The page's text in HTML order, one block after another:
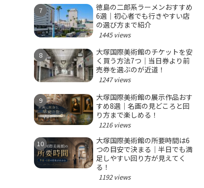
徳島の二郎系ラーメンおすすめ
6選｜初心者でも行きやすい店
の選び方まで紹介
1445 views
大塚国際美術館のチケットを安
く買う方法7つ｜当日券より前
売券を選ぶのが近道！
1247 views
大塚国際美術館の展示作品おす
すめ8選｜名画の見どころと回
り方まで楽しめる！
1216 views
大塚国際美術館の所要時間は6
つの目安で決まる｜半日でも満
足しやすい回り方が見えてく
る！
1192 views